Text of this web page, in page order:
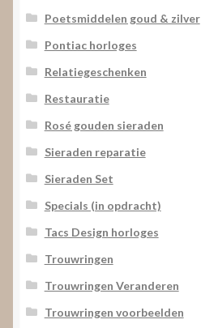
Poetsmiddelen goud & zilver
Pontiac horloges
Relatiegeschenken
Restauratie
Rosé gouden sieraden
Sieraden reparatie
Sieraden Set
Specials (in opdracht)
Tacs Design horloges
Trouwringen
Trouwringen Veranderen
Trouwringen voorbeelden